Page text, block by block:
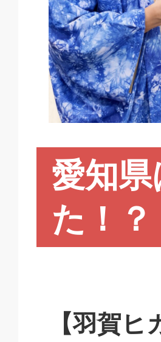
愛知
た！？
【羽賀ヒ